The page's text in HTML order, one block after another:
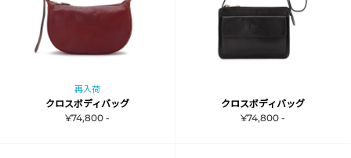
再入荷
クロスボディバッグ
¥74,800 -
クロスボディバッグ
¥74,800 -